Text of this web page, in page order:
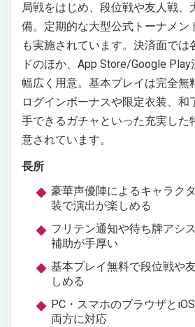
局戦をはじめ、段位戦や友人戦、
備。定期的な大型公式トーナメン
も実施されています。決済面では
ドのほか、App Store/Google
幅広く用意。基本プレイは完全無
ログインボーナスや限定衣装、和
手できるガチャといった充実した
意されています。
長所
豪華声優陣によるキャラク
装で演出が楽しめる
フリテン通知や待ち牌アシ
補助が手厚い
基本プレイ無料で段位戦や
しめる
PC・スマホのブラウザと
両方に対応